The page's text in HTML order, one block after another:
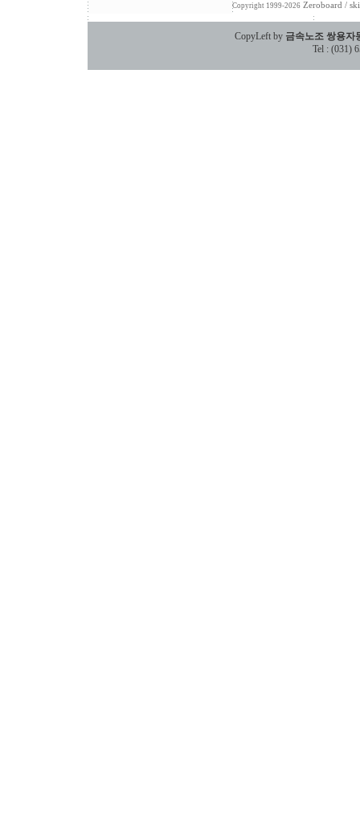
Copyright 1999-2026 Zeroboard /
CopyLeft by 금속노조 쌍용자
Tel : (031)